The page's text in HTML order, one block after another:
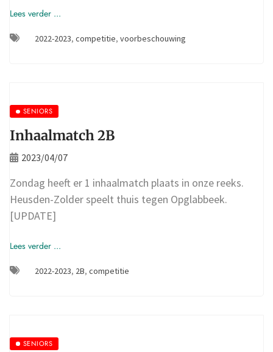
Lees verder ...
2022-2023, competitie, voorbeschouwing
SENIORS
Inhaalmatch 2B
2023/04/07
Zondag heeft er 1 inhaalmatch plaats in onze reeks.
Heusden-Zolder speelt thuis tegen Opglabbeek.
[UPDATE]
Lees verder ...
2022-2023, 2B, competitie
SENIORS